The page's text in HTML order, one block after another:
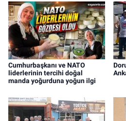
Cumhurbaşkanı ve NATO
liderlerinin tercihi doğal
manda yoğurduna yoğun ilgi